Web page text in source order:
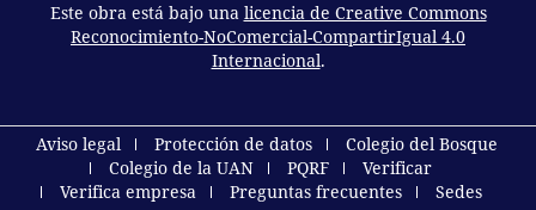
Este obra está bajo una licencia de Creative Commons
Reconocimiento-NoComercial-CompartirIgual 4.0
Internacional.
Aviso legal Protección de datos
Colegio del Bosque
Colegio de la UAN
PQRF
Verificar
Verifica empresa
Preguntas frecuentes Sedes